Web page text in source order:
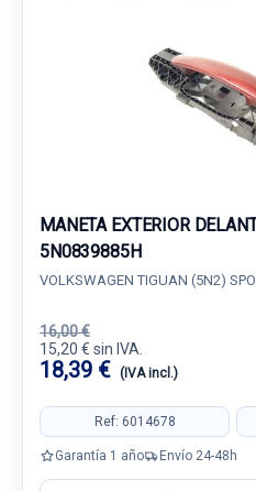
MANETA EXTERIOR
5N0839885H
VOLKSWAGEN TIGUAN (5N2)
16,00 €
15,20 € sin IVA.
18,39 € (IVA incl.)
Ref: 6014678
Garantía 1 año Envío 24-48h